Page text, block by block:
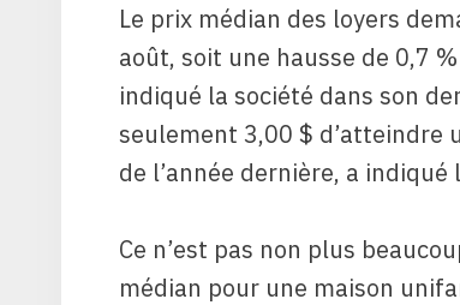
Le prix médian des loyers
août, soit une hausse de 0,7
indiqué la société dans son
seulement 3,00 $ d’atteindre
de l’année dernière, a
Ce n’est pas non plus
médian pour une maison